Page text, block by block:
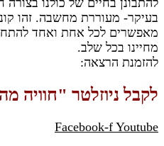
להתבונן בחיים של כולנו
בעיקר- מעוררת מחשבה. זהו
מאפשרים לכל אחת ואחד
מחיינו בכל שלב.
להזמנת הרצאה:
לקבל ניוזלטר "חוויה
Facebook-f Youtube